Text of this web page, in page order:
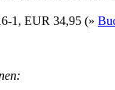
1, EUR 34,95 (»